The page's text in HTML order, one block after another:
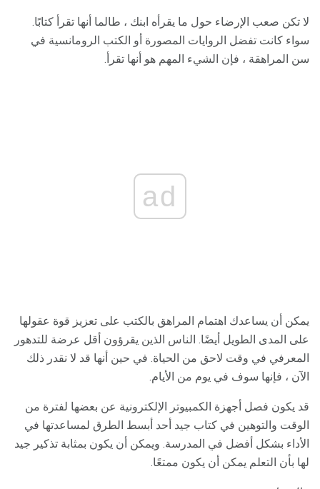
لا تكن صعب الإرضاء حول ما يقرأه ابنك ، طالما أنها تقرأ كتابًا.
سواء كانت تفضل الروايات المصورة أو الكتب الرومانسية في
سن المراهقة ، فإن الشيء المهم هو أنها تقرأ.
ad
يمكن أن يساعدك اهتمام المراهق بالكتب على تعزيز قوة عقولها
على المدى الطويل أيضًا. الناس الذين يقرؤون أقل عرضة للتدهور
المعرفي في وقت لاحق من الحياة. في حين أنها قد لا نقدر ذلك
الآن ، فإنها سوف في يوم من الأيام.
قد يكون فصل أجهزة الكمبيوتر الإلكترونية عن بعضها لفترة من
الوقت والتوهين في كتاب جيد أحد أبسط الطرق لمساعدتها في
الأداء بشكل أفضل في المدرسة. ويمكن أن يكون بمثابة تذكير جيد
لها بأن التعلم يمكن أن يكون ممتعًا.